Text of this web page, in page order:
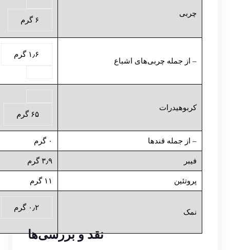
چربی
۶ گرم
– از جمله چربی‌های اشباع
۱٫۶ گرم
کربوهیدرات
۶۵ گرم
– از جمله قندها ۰ گرم
فیبر ۳٫۹ گرم
پروتئین ۱۱ گرم
نمک
۰٫۲ گرم
نقد و بررسی‌ها